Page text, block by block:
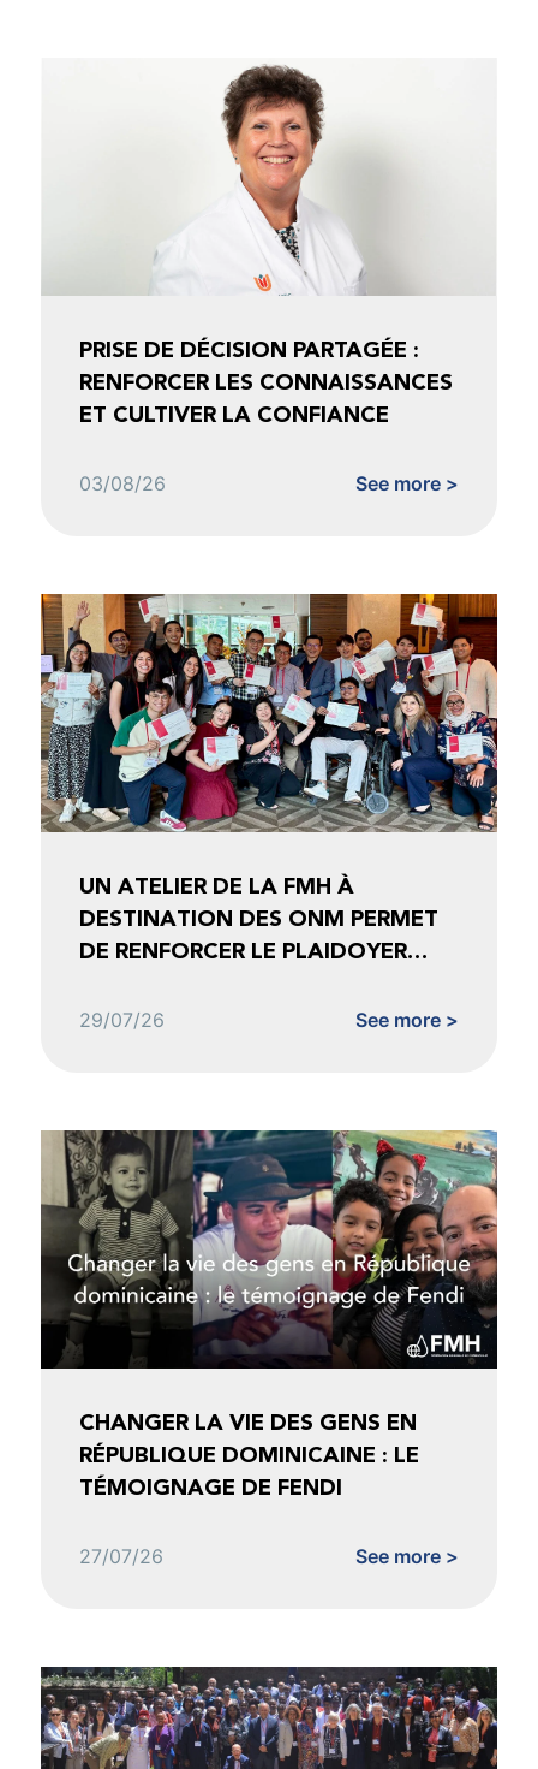
PRISE DE DÉCISION PARTAGÉE :
RENFORCER LES CONNAISSANCES
ET CULTIVER LA CONFIANCE
03/08/26 See more >
UN ATELIER DE LA FMH À
DESTINATION DES ONM PERMET
DE RENFORCER LE PLAIDOYER
29/07/26 See more >
CHANGER LA VIE DES GENS EN
RÉPUBLIQUE DOMINICAINE : LE
TÉMOIGNAGE DE FENDI
27/07/26 See more >